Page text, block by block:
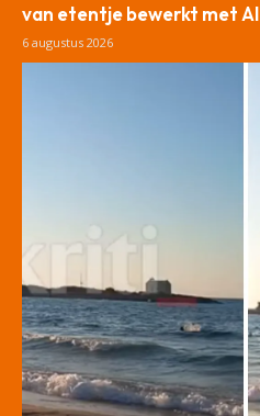
van etentje bewerkt met AI
6 augustus 2026